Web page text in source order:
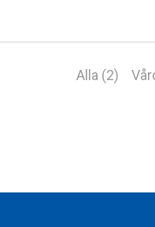
Alla (2)